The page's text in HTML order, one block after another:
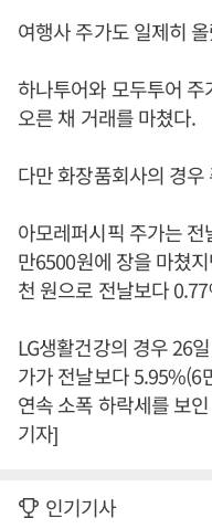
여행사 주가도 일제히
하나투어와 모두투어
오른 채 거래를 마쳤다.
다만 화장품회사의 경
아모레퍼시픽 주가는
만6500원에 장을 마쳤
천 원으로 전날보다
LG생활건강의 경우 26
가가 전날보다 5.95%(6
연속 소폭 하락세를 보
기자]
인기기사